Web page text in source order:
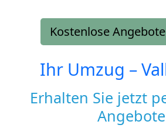
Kostenlose
Ihr Umzug –
Erhalten Sie jetzt
Angebote